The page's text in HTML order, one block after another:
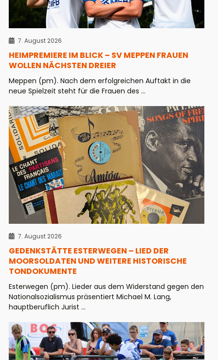
7. August 2026
HEIMPREMIERE IM BLICK – SV MEPPEN FRAUEN
WOLLEN NÄCHSTEN DREIER
Meppen (pm). Nach dem erfolgreichen Auftakt in die
neue Spielzeit steht für die Frauen des ...
7. August 2026
GEDENKSTÄTTE ESTERWEGEN – LIED DER
MOORSOLDATEN UND WEITERE HISTORISCHE
TONDOKUMENTE
Esterwegen (pm). Lieder aus dem Widerstand gegen den
Nationalsozialismus präsentiert Michael M. Lang,
hauptberuflich Jurist ...